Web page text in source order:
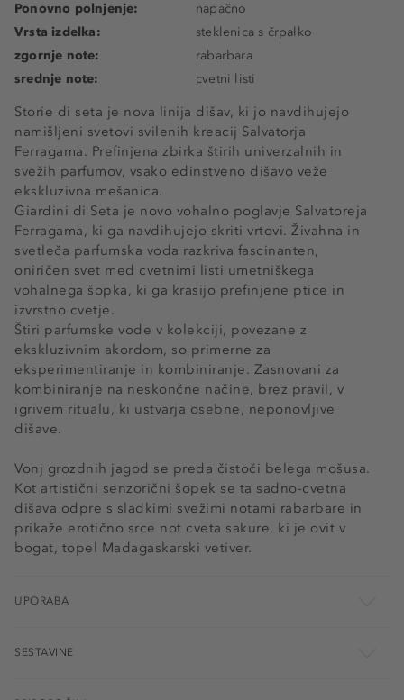
Storie di seta je nova linija dišav, ki jo navdihujejo
namišljeni svetovi svilenih kreacij Salvatorja
Ferragama. Prefinjena zbirka štirih univerzalnih in
svežih parfumov, vsako edinstveno dišavo veže
ekskluzivna mešanica.
Giardini di Seta je novo vohalno poglavje Salvatoreja
Ferragama, ki ga navdihujejo skriti vrtovi. Živahna in
svetleča parfumska voda razkriva fascinanten,
oniričen svet med cvetnimi listi umetniškega
vohalnega šopka, ki ga krasijo prefinjene ptice in
izvrstno cvetje.
Štiri parfumske vode v kolekciji, povezane z
ekskluzivnim akordom, so primerne za
eksperimentiranje in kombiniranje. Zasnovani za
kombiniranje na neskončne načine, brez pravil, v
igrivem ritualu, ki ustvarja osebne, neponovljive
dišave.
Vonj grozdnih jagod se preda čistoči belega mošusa.
Kot artistični senzorični šopek se ta sadno-cvetna
dišava odpre s sladkimi svežimi notami rabarbare in
prikaže erotično srce not cveta sakure, ki je ovit v
bogat, topel Madagaskarski vetiver.
Ponovno polnjenje:
napačno
Vrsta izdelka:
steklenica s črpalko
zgornje note:
rabarbara
srednje note:
cvetni listi
UPORABA
SESTAVINE